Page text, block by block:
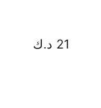
21 د.ك